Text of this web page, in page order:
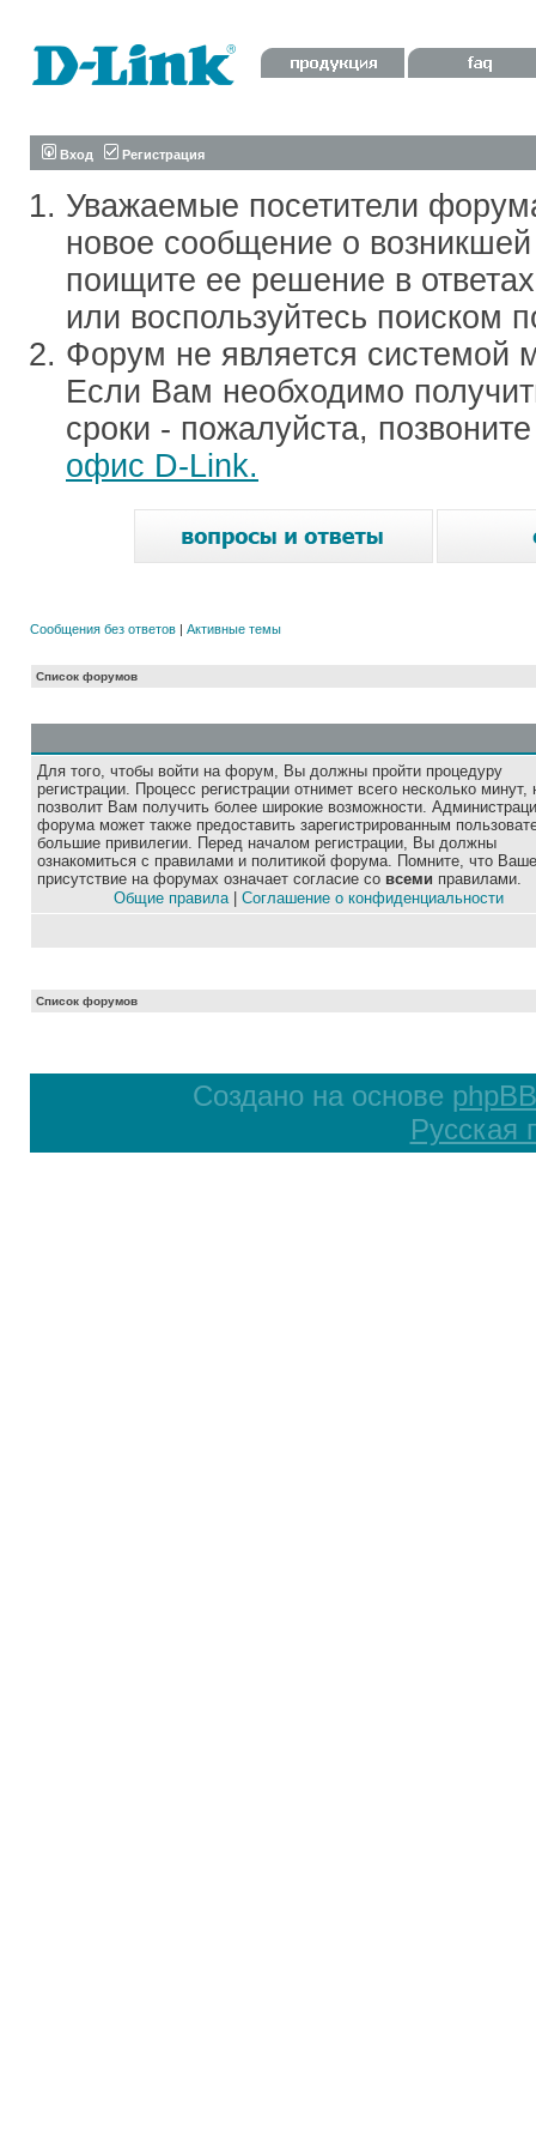
Вход Регистрация
Уважаемые посетители
новое сообщение о
поищите ее решение в
или воспользуйтесь поиском
Форум не является системой
Если Вам необходимо
сроки - пожалуйста,
офис D-Link.
Сообщения без ответов | Активные темы
Список форумов
Для того, чтобы войти на форум, Вы должны пройти процедуру
регистрации. Процесс регистрации отнимет всего несколько минут,
позволит Вам получить более широкие возможности.
форума может также предоставить зарегистрированным
большие привилегии. Перед началом регистрации, Вы должны
ознакомиться с правилами и политикой форума. Помните, что Ваше
присутствие на форумах означает согласие со всеми правилами.
Общие правила| Соглашение о конфиденциальности
Список форумов
Создано на основе phpBB
Русская